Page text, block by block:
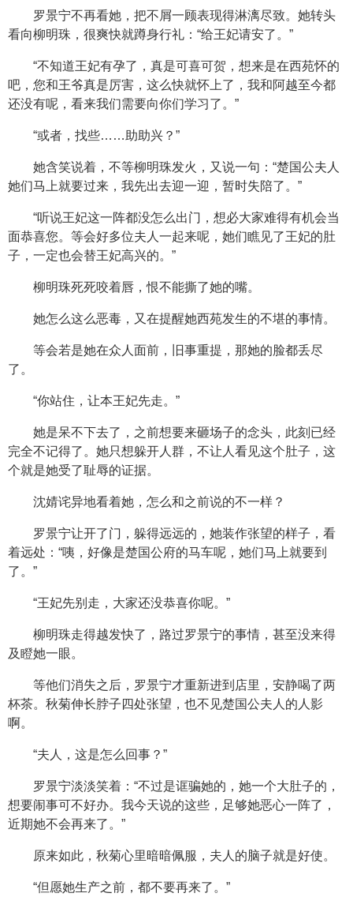
罗景宁不再看她，把不屑一顾表现得淋漓尽致。她转头
看向柳明珠，很爽快就蹲身行礼：“给王妃请安了。”
“不知道王妃有孕了，真是可喜可贺，想来是在西苑怀的
吧，您和王爷真是厉害，这么快就怀上了，我和阿越至今都
还没有呢，看来我们需要向你们学习了。”
“或者，找些……助助兴？”
她含笑说着，不等柳明珠发火，又说一句：“楚国公夫人
她们马上就要过来，我先出去迎一迎，暂时失陪了。”
“听说王妃这一阵都没怎么出门，想必大家难得有机会当
面恭喜您。等会好多位夫人一起来呢，她们瞧见了王妃的肚
子，一定也会替王妃高兴的。”
柳明珠死死咬着唇，恨不能撕了她的嘴。
她怎么这么恶毒，又在提醒她西苑发生的不堪的事情。
等会若是她在众人面前，旧事重提，那她的脸都丢尽
了。
“你站住，让本王妃先走。”
她是呆不下去了，之前想要来砸场子的念头，此刻已经
完全不记得了。她只想躲开人群，不让人看见这个肚子，这
个就是她受了耻辱的证据。
沈婧诧异地看着她，怎么和之前说的不一样？
罗景宁让开了门，躲得远远的，她装作张望的样子，看
着远处：“咦，好像是楚国公府的马车呢，她们马上就要到
了。”
“王妃先别走，大家还没恭喜你呢。”
柳明珠走得越发快了，路过罗景宁的事情，甚至没来得
及瞪她一眼。
等他们消失之后，罗景宁才重新进到店里，安静喝了两
杯茶。秋菊伸长脖子四处张望，也不见楚国公夫人的人影
啊。
“夫人，这是怎么回事？”
罗景宁淡淡笑着：“不过是诓骗她的，她一个大肚子的，
想要闹事可不好办。我今天说的这些，足够她恶心一阵了，
近期她不会再来了。”
原来如此，秋菊心里暗暗佩服，夫人的脑子就是好使。
“但愿她生产之前，都不要再来了。”